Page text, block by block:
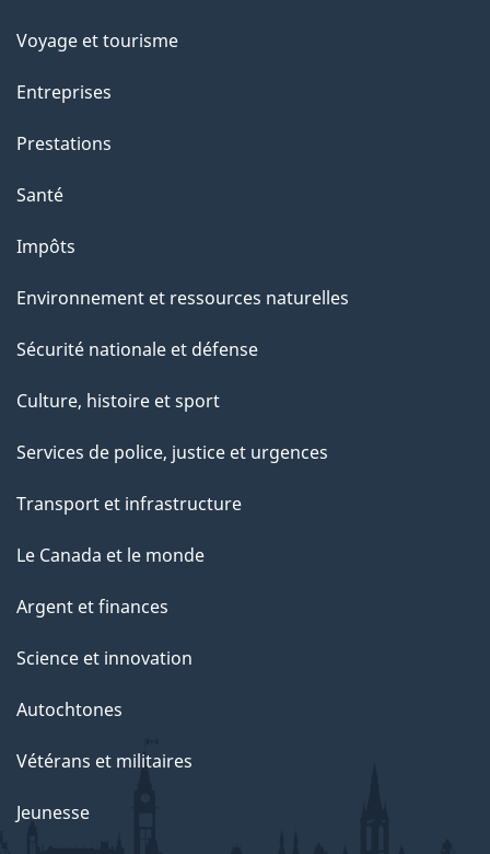
Voyage et tourisme
Entreprises
Prestations
Santé
Impôts
Environnement et ressources naturelles
Sécurité nationale et défense
Culture, histoire et sport
Services de police, justice et urgences
Transport et infrastructure
Le Canada et le monde
Argent et finances
Science et innovation
Autochtones
Vétérans et militaires
Jeunesse